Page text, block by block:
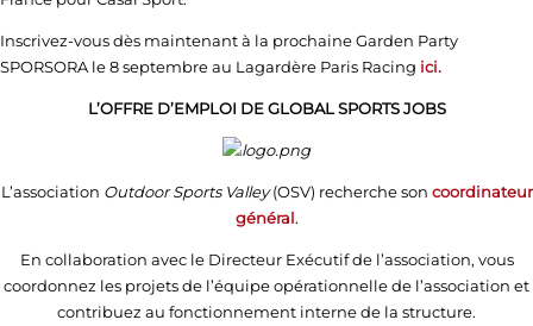
Inscrivez-vous dès maintenant à la prochaine Garden Party
SPORSORA le 8 septembre au Lagardère Paris Racing ici.
L’OFFRE D’EMPLOI DE GLOBAL SPORTS JOBS
L’association Outdoor Sports Valley(OSV) recherche son coordinateur
général.
En collaboration avec le Directeur Exécutif de l’association, vous
coordonnez les projets de l’équipe opérationnelle de l’association et
contribuez au fonctionnement interne de la structure.